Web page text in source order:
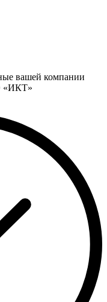
вашей компании
«ИКТ»